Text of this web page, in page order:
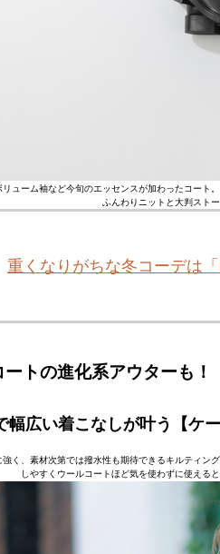
リューム袖など今旬のエッセンスが加わったコー
ふんわりニットと大判スト
重くなりがちな冬コーデは
トの進化系アウターも！
幅広い着こなしが叶う【ケ
強く、素材次第では撥水性も期待できるキルティ
しやすくウールコートほど気を使わずに使える